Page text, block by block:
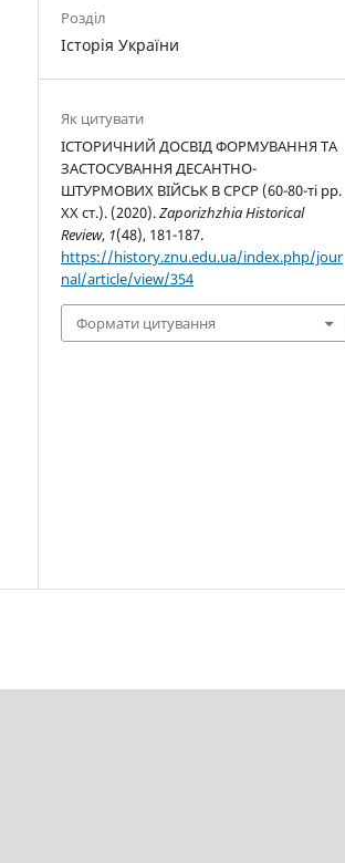
Розділ
Історія України
Як цитувати
ІСТОРИЧНИЙ ДОСВІД ФОРМУВАННЯ ТА
ЗАСТОСУВАННЯ ДЕСАНТНО-
ШТУРМОВИХ ВІЙСЬК В СРСР (60-80-ті рр.
XX ст.). (2020).Zaporizhzhia Historical
Review, 1(48), 181-187.
https://history.znu.edu.ua/index.php/jour
nal/article/view/354
Формати цитування